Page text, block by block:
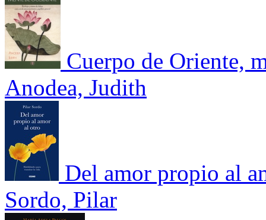
Cuerpo de Oriente,
Anodea, Judith
Del amor propio al
Sordo, Pilar